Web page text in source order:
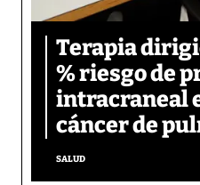
Terapia
% riesgo de
intracraneal
cáncer de
SALUD